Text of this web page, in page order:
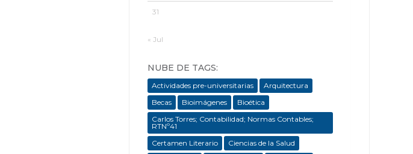
31
« Jul
NUBE DE TAGS:
Actividades pre-universitarias
Arquitectura
Becas
Bioimágenes
Bioética
Carlos Torres; Contabilidad; Normas Contables;
RTNº41
Certamen Literario
Ciencias de la Salud